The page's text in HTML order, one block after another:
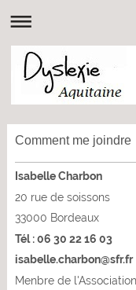
Comment me joindre
Isabelle Charbon
20 rue de soissons
33000 Bordeaux
Tél : 06 30 22 16 03
isabelle.charbon@sfr.fr
Menbre de